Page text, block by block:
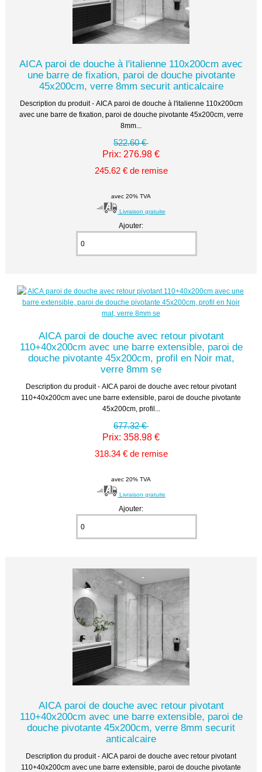
AICA paroi de douche à l'italienne 110x200cm avec
une barre de fixation, paroi de douche pivotante
45x200cm, verre 8mm securit anticalcaire
Description du produit - AICA paroi de douche à l'italienne 110x200cm
avec une barre de fixation, paroi de douche pivotante 45x200cm, verre
8mm...
522.60 €
Prix: 276.98 €
245.62 € de remise
avec 20% TVA
Livraison gratuite
Ajouter:
AICA paroi de douche avec retour pivotant
110+40x200cm avec une barre extensible, paroi de
douche pivotante 45x200cm, profil en Noir mat,
verre 8mm se
Description du produit - AICA paroi de douche avec retour pivotant
110+40x200cm avec une barre extensible, paroi de douche pivotante
45x200cm, profil...
677.32 €
Prix: 358.98 €
318.34 € de remise
avec 20% TVA
Livraison gratuite
Ajouter:
AICA paroi de douche avec retour pivotant
110+40x200cm avec une barre extensible, paroi de
douche pivotante 45x200cm, verre 8mm securit
anticalcaire
Description du produit - AICA paroi de douche avec retour pivotant
110+40x200cm avec une barre extensible, paroi de douche pivotante